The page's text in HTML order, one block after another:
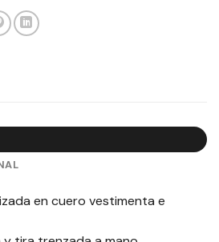
en cuero vestimenta e